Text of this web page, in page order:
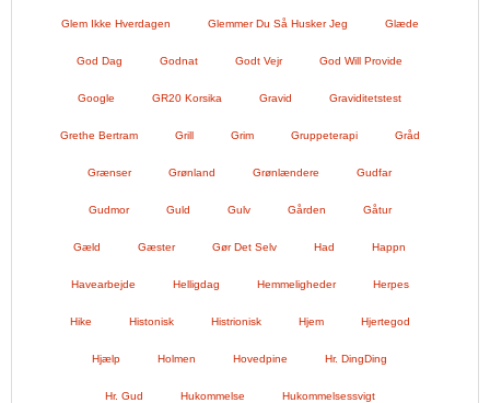
Glem Ikke Hverdagen Glemmer Du Så Husker Jeg Glæde
God Dag Godnat Godt Vejr God Will Provide
Google GR20 Korsika Gravid Graviditetstest
Grethe Bertram Grill Grim Gruppeterapi Gråd
Grænser Grønland Grønlændere Gudfar
Gudmor Guld Gulv Gården Gåtur
Gæld Gæster Gør Det Selv Had Happn
Havearbejde Helligdag Hemmeligheder Herpes
Hike Histonisk Histrionisk Hjem Hjertegod
Hjælp Holmen Hovedpine Hr. DingDing
Hr. Gud Hukommelse Hukommelsessvigt